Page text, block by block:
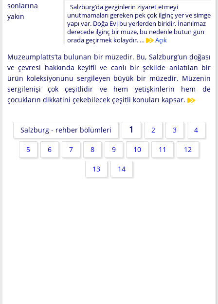
Salzburg’da gezginlerin ziyaret etmeyi
unutmamaları gereken pek çok ilginç yer ve simge
yapı var. Doğa Evi bu yerlerden biridir. İnanılmaz
derecede ilginç bir müze, bu nedenle bütün gün
orada geçirmek kolaydır. …
Açık
sonlarına
yakın
Muzeumplatts’ta bulunan bir müzedir. Bu, Salzburg’un doğası
ve çevresi hakkında keyifli ve canlı bir şekilde anlatılan bir
ürün koleksiyonunu sergileyen büyük bir müzedir. Müzenin
sergilenişi çok çeşitlidir ve hem yetişkinlerin hem de
çocukların dikkatini çekebilecek çeşitli konuları kapsar.
Salzburg - rehber bölümleri 1 2 3 4
5 6 7 8 9 10 11 12
13 14